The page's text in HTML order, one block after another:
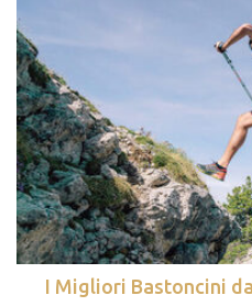
I Migliori Bastoncini